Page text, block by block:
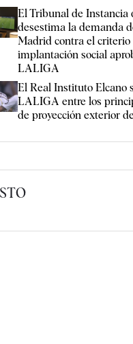
El Tribunal de Instancia
desestima la demanda
Madrid contra el criterio
implantación social
LALIGA
El Real Instituto Elcano
LALIGA entre los
de proyección exterior